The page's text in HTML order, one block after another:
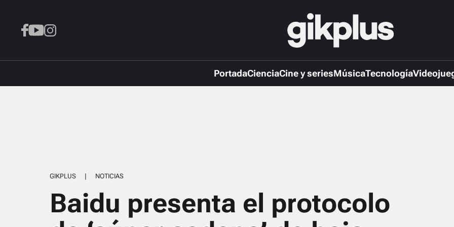
PortadaCienciaCine y seriesMúsicaTecnología
GIKPLUS | NOTICIAS
Baidu presenta el protocolo